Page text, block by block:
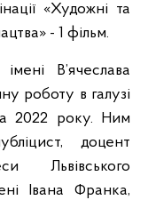
«Художні та
- 1 фільм.
В’ячеслава
роботу в галузі
2022 року. Ним
доцент
Львівського
Івана Франка,